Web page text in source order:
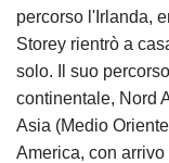
percorso l'Irlanda,
Storey rientrò a
solo. Il suo
continentale, Nord
Asia (Medio
America, con